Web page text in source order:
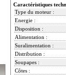
Caractéristiques
Type du moteur :
Energie :
Disposition :
Alimentation :
Suralimentation :
Distribution :
Soupapes :
Côtes :